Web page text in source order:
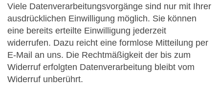
Viele Datenverarbeitungsvorgänge sind nur mit Ihrer
ausdrücklichen Einwilligung möglich. Sie können
eine bereits erteilte Einwilligung jederzeit
widerrufen. Dazu reicht eine formlose Mitteilung per
E-Mail an uns. Die Rechtmäßigkeit der bis zum
Widerruf erfolgten Datenverarbeitung bleibt vom
Widerruf unberührt.